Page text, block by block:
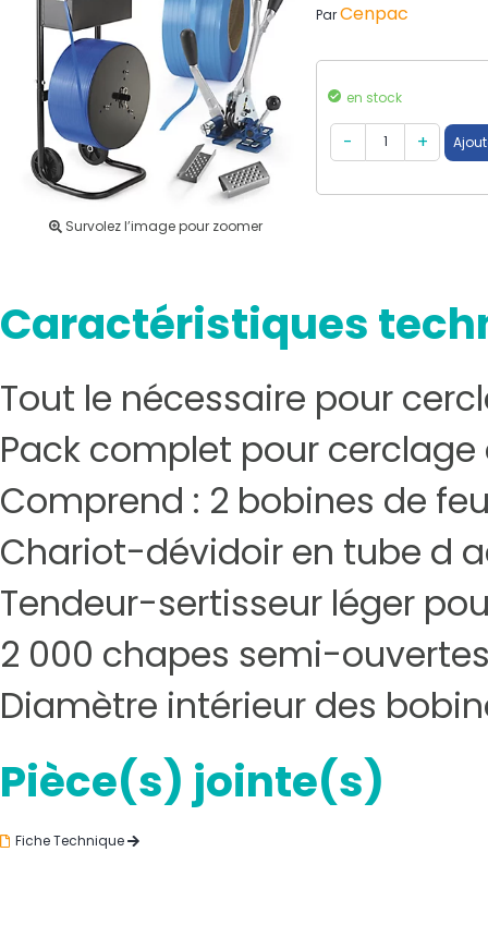
Survolez l’image pour zoomer
ParCenpac
en stock
Caractéristiques
Tout le nécessaire pour
Pack complet pour cerclage
Comprend : 2 bobines de
Chariot-dévidoir en tube d
Tendeur-sertisseur léger
2 000 chapes semi-
Diamètre intérieur des
Pièce(s) jointe(s)
Fiche Technique